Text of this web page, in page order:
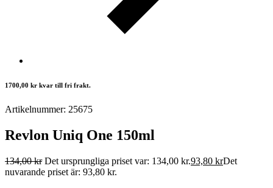
1700,00 kr kvar till fri frakt.
Artikelnummer: 25675
Revlon Uniq One 150ml
134,00kr Det ursprungliga priset var: 134,00 kr.93,80 krDet
nuvarande priset är: 93,80 kr.